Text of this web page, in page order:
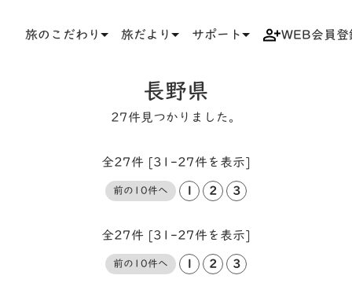
旅のこだわり 旅だより サポート WEB会員登
長野県
27件見つかりました。
全27件 [31-27件を表示]
前の10件へ 2 3
全27件 [31-27件を表示]
前の10件へ 2 3